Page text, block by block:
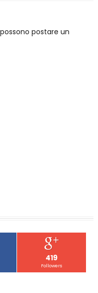
postare un
419
Followers